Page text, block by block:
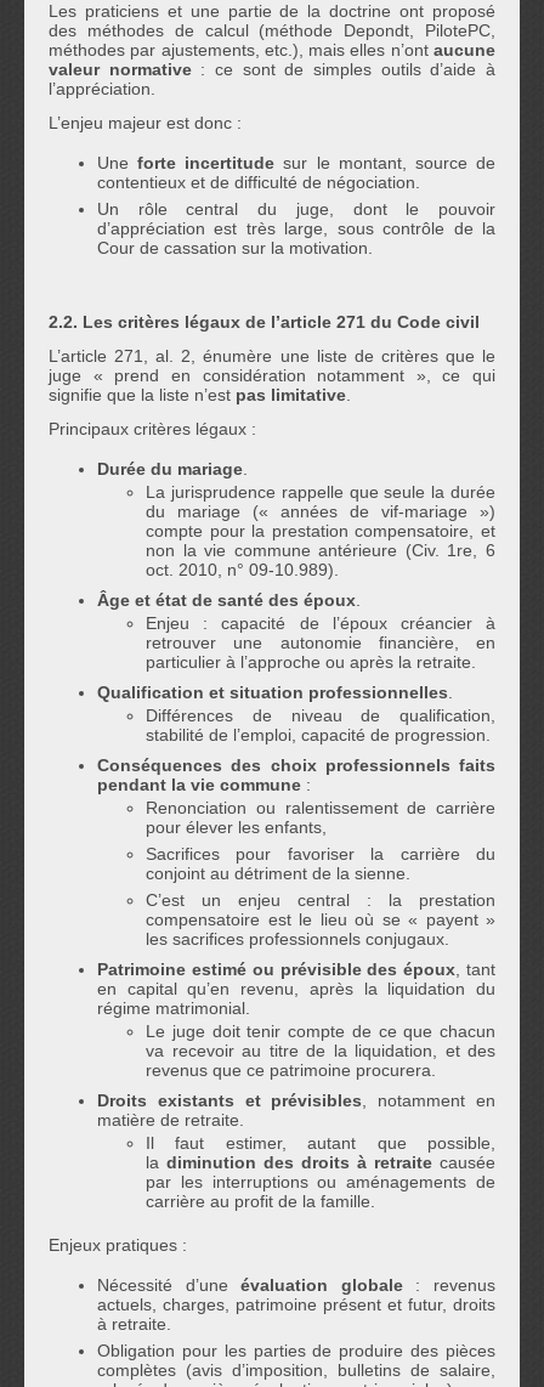
Les praticiens et une partie de la doctrine ont proposé
des méthodes de calcul (méthode Depondt, PilotePC,
méthodes par ajustements, etc.), mais elles n’ont aucune
valeur normative: ce sont de simples outils d’aide à
l’appréciation.
L’enjeu majeur est donc :
Uneforte incertitude sur le montant, source de
contentieux et de difficulté de négociation.
Un rôle central du juge, dont le pouvoir
d’appréciation est très large, sous contrôle de la
Cour de cassation sur la motivation.
2.2. Les critères légaux de l’article 271 du Code civil
L’article 271, al. 2, énumère une liste de critères que le
juge « prend en considération notamment », ce qui
signifie que la liste n’est pas limitative.
Principaux critères légaux :
Durée du mariage.
La jurisprudence rappelle que seule la durée
du mariage (« années de vif-mariage »)
compte pour la prestation compensatoire, et
non la vie commune antérieure (Civ. 1re, 6
oct. 2010, n° 09-10.989).
Âge et état de santé des époux.
Enjeu : capacité de l’époux créancier à
retrouver une autonomie financière, en
particulier à l’approche ou après la retraite.
Qualification et situation professionnelles.
Différences de niveau de qualification,
stabilité de l’emploi, capacité de progression.
Conséquences des choix professionnels faits
pendant la vie commune :
Renonciation ou ralentissement de carrière
pour élever les enfants,
Sacrifices pour favoriser la carrière du
conjoint au détriment de la sienne.
C’est un enjeu central : la prestation
compensatoire est le lieu où se « payent »
les sacrifices professionnels conjugaux.
Patrimoine estimé ou prévisible des époux, tant
en capital qu’en revenu, après la liquidation du
régime matrimonial.
Le juge doit tenir compte de ce que chacun
va recevoir au titre de la liquidation, et des
revenus que ce patrimoine procurera.
Droits existants et prévisibles, notamment en
matière de retraite.
Il faut estimer, autant que possible,
la diminution des droits à retraite causée
par les interruptions ou aménagements de
carrière au profit de la famille.
Enjeux pratiques :
Nécessité d’uneévaluation globale: revenus
actuels, charges, patrimoine présent et futur, droits
à retraite.
Obligation pour les parties de produire des pièces
complètes (avis d’imposition, bulletins de salaire,